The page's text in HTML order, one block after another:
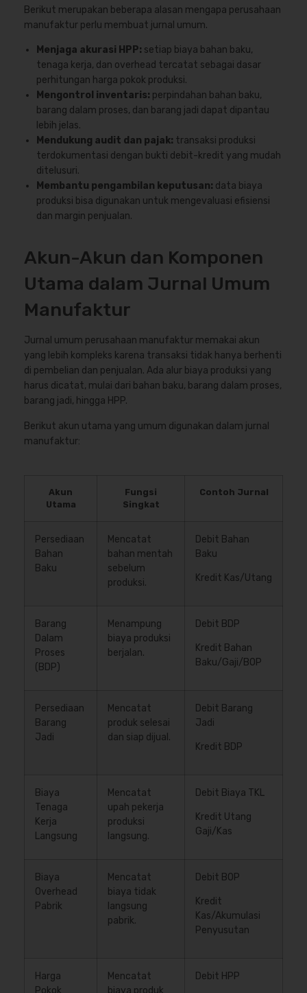
Berikut merupakan beberapa alasan mengapa perusahaan
manufaktur perlu membuat jurnal umum.
Menjaga akurasi HPP: setiap biaya bahan baku,
tenaga kerja, dan overhead tercatat sebagai dasar
perhitungan harga pokok produksi.
Mengontrol inventaris: perpindahan bahan baku,
barang dalam proses, dan barang jadi dapat dipantau
lebih jelas.
Mendukung audit dan pajak: transaksi produksi
terdokumentasi dengan bukti debit-kredit yang mudah
ditelusuri.
Membantu pengambilan keputusan: data biaya
produksi bisa digunakan untuk mengevaluasi efisiensi
dan margin penjualan.
Akun-Akun dan Komponen
Utama dalam Jurnal Umum
Manufaktur
Jurnal umum perusahaan manufaktur memakai akun
yang lebih kompleks karena transaksi tidak hanya berhenti
di pembelian dan penjualan. Ada alur biaya produksi yang
harus dicatat, mulai dari bahan baku, barang dalam proses,
barang jadi, hingga HPP.
Berikut akun utama yang umum digunakan dalam jurnal
manufaktur:
Akun
Utama
Fungsi
Singkat
Contoh Jurnal
Persediaan
Bahan
Baku
Mencatat
bahan mentah
sebelum
produksi.
Debit Bahan
Baku
Kredit Kas/Utang
Barang
Dalam
Proses
(BDP)
Menampung
biaya produksi
berjalan.
Debit BDP
Kredit Bahan
Baku/Gaji/BOP
Persediaan
Barang
Jadi
Mencatat
produk selesai
dan siap dijual.
Debit Barang
Jadi
Kredit BDP
Biaya
Tenaga
Kerja
Langsung
Mencatat
upah pekerja
produksi
langsung.
Debit Biaya TKL
Kredit Utang
Gaji/Kas
Biaya
Overhead
Pabrik
Mencatat
biaya tidak
langsung
pabrik.
Debit BOP
Kredit
Kas/Akumulasi
Penyusutan
Harga
Pokok
Mencatat
biaya produk
Debit HPP